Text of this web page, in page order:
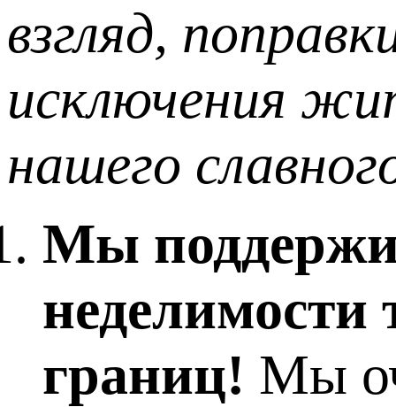
взгляд,
исключения
нашего
Мы
неделимости
границ! Мы